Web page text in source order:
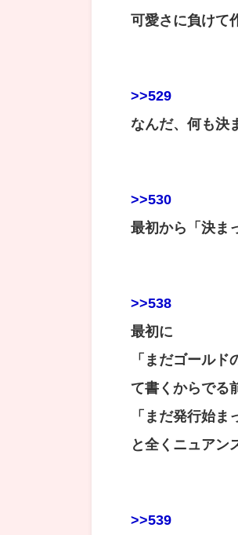
可愛さに負けて
>>529
なんだ、何も決
>>530
最初から「決ま
>>538
最初に
「まだゴールド
て書くからでる
「まだ発行始
と全くニュアン
>>539